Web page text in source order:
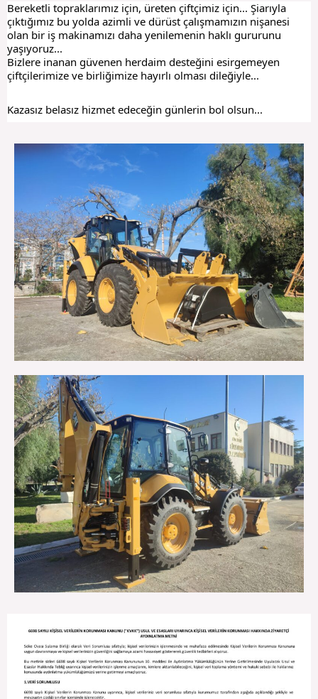
Bereketli topraklarımız için, üreten çiftçimiz için... Şiarıyla
çıktığımız bu yolda azimli ve dürüst çalışmamızın nişanesi
olan bir iş makinamızı daha yenilemenin haklı gururunu
yaşıyoruz...
Bizlere inanan güvenen herdaim desteğini esirgemeyen
çiftçilerimize ve birliğimize hayırlı olması dileğiyle...
Kazasız belasız hizmet edeceğin günlerin bol olsun...